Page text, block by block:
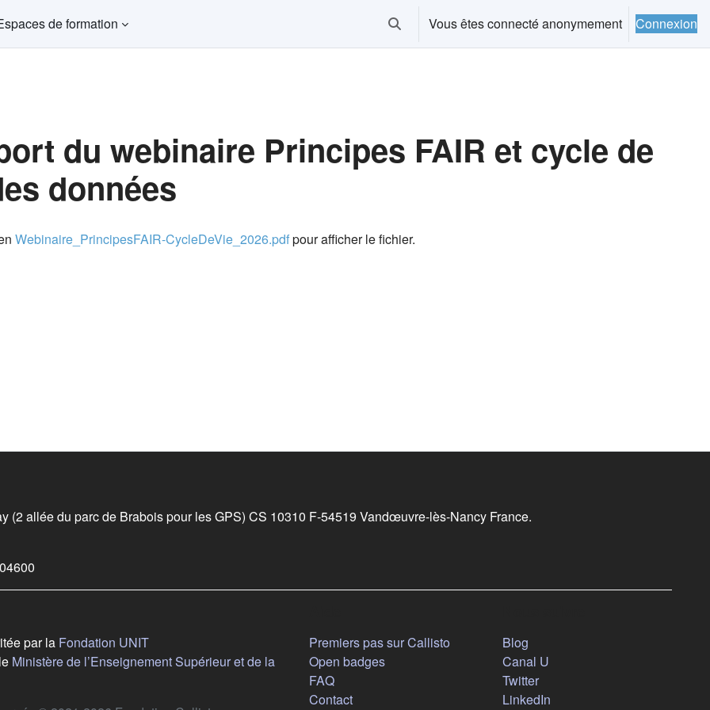
de formation Activer/désactiver la saisie de recherche
Vous êtes connecté anonymement Connexion
du webinaire Principes FAIR et cycle de
données
Webinaire_PrincipesFAIR-CycleDeVie_2026.pdfpour afficher le fichier.
bas de page
(2 allée du parc de Brabois pour les GPS) CS 10310 F‑54519 Vandœuvre-lès-Nancy France.
dans un nouvel onglet)
par la Fondation UNIT(s'ouvre dans un nouvel onglet)
Ministère de l’Enseignement Supérieur et de la
dans un nouvel onglet)
Premiers pas sur Callisto
Open badges
FAQ
Contact
Blog(s'ouvre dans un nouvel onglet)
Canal U(s'ouvre dans un nouvel
Twitter(s'ouvre dans un nouvel
LinkedIn(s'ouvre dans un nouvel